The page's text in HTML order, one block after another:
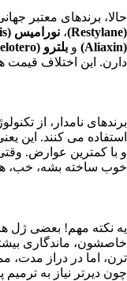
حالا، برندهای معتبر
(Restylane)
، نورامیس (Neuramis)
(Aliaxin)
و بلترو (Belotero)
دارن. این اختلاف قیمت‌
برندهای نامدار، از
استفاده می‌ کنند. این
و با کمترین عوارض.
خوب ساخته بشه، خب،
یه نکته مهم! بعضی ژل‌
خاصشون، ماندگاری
ترن، اما در دراز مدت،
چون دیرتر نیاز به ترمیم